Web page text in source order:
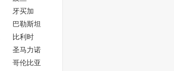
牙买加
巴勒斯坦
比利时
圣马力诺
哥伦比亚